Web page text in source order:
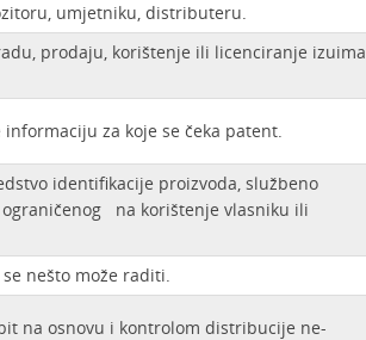
umjetniku, distributeru.
prodaju, korištenje ili licenciranje izuima
za koje se čeka patent.
identifikacije proizvoda, službeno
na korištenje vlasniku ili
nešto može raditi.
na osnovu i kontrolom distribucije ne-